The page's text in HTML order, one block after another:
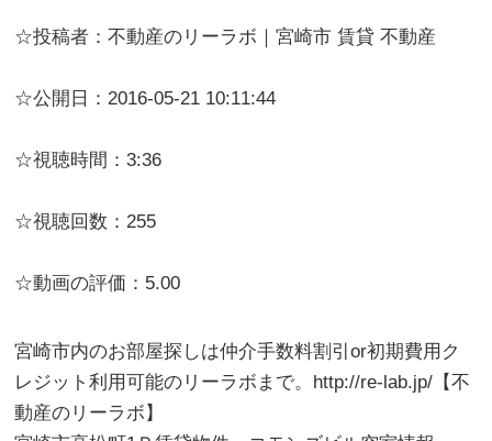
☆投稿者：不動産のリーラボ｜宮崎市 賃貸 不動産
☆公開日：2016-05-21 10:11:44
☆視聴時間：3:36
☆視聴回数：255
☆動画の評価：5.00
宮崎市内のお部屋探しは仲介手数料割引or初期費用ク
レジット利用可能のリーラボまで。http://re-lab.jp/【不
動産のリーラボ】